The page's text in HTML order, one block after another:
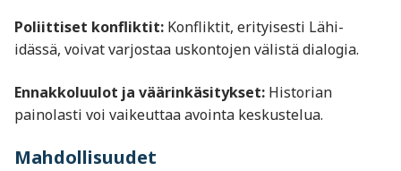
Poliittiset konfliktit: Konfliktit, erityisesti Lähi-
idässä, voivat varjostaa uskontojen välistä dialogia.
Ennakkoluulot ja väärinkäsitykset: Historian
painolasti voi vaikeuttaa avointa keskustelua.
Mahdollisuudet